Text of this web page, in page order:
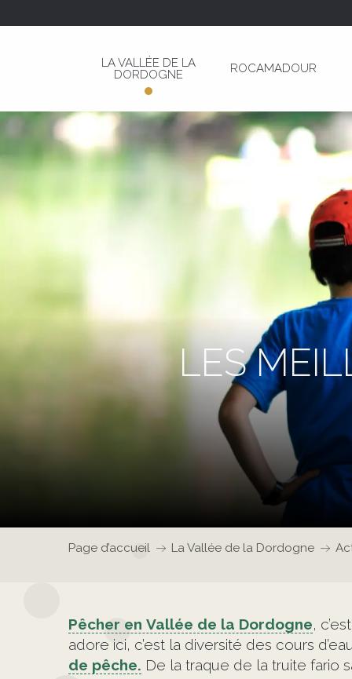
LA VALLÉE DE LA
DORDOGNE
ROCAMADOUR
LES
Page d’accueil La Vallée de la Dordogne
Pêcher en Vallée de la Dordogne,
adore ici, c’est la diversité des cours
de pêche. De la traque de la truite fario